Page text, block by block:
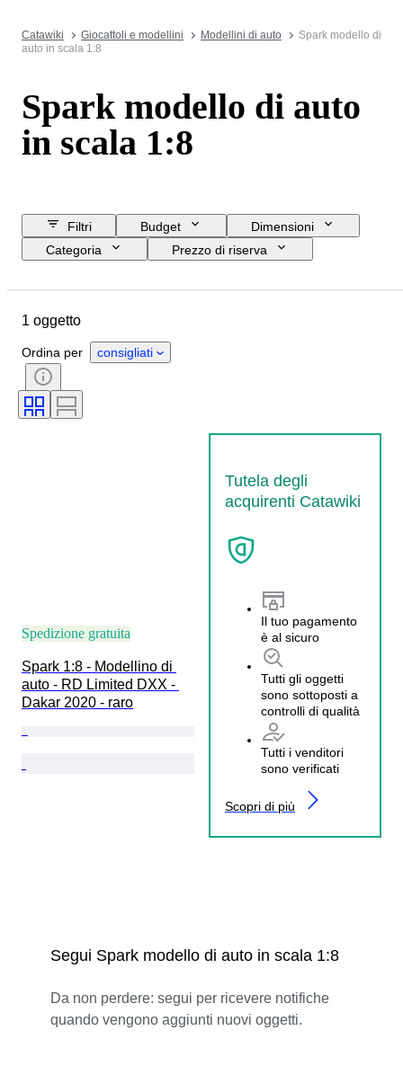
Catawiki Giocattoli e modellini Modellini di auto
Spark modello di
auto in scala 1:8
Spark modello di auto
in scala 1:8
Filtri Budget
Dimensioni
Categoria
Prezzo di riserva
Condizioni
Scala
1 oggetto
Ordina per consigliati
Spedizione gratuita
Spark 1:8 - Modellino di
auto - RD Limited DXX -
Dakar 2020 - raro
Tutela degli
acquirenti Catawiki
Il tuo pagamento
è al sicuro
Tutti gli oggetti
sono sottoposti a
controlli di qualità
Tutti i venditori
sono verificati
Scopri di più
Segui Spark modello di auto in scala 1:8
Da non perdere: segui per ricevere notifiche
quando vengono aggiunti nuovi oggetti.